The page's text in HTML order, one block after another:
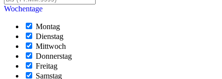
Wochentage
Montag
Dienstag
Mittwoch
Donnerstag
Freitag
Samstag